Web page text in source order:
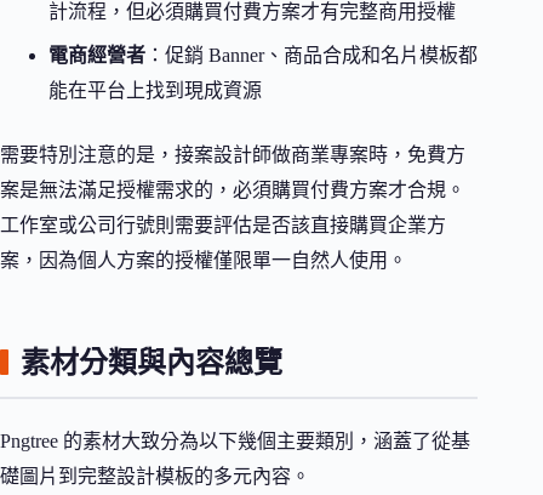
計流程，但必須購買付費方案才有完整商用授權
電商經營者 ：促銷 Banner、商品合成和名片模板都
能在平台上找到現成資源
需要特別注意的是，接案設計師做商業專案時，免費方
案是無法滿足授權需求的，必須購買付費方案才合規。
工作室或公司行號則需要評估是否該直接購買企業方
案，因為個人方案的授權僅限單一自然人使用。
素材分類與內容總覽
Pngtree 的素材大致分為以下幾個主要類別，涵蓋了從基
礎圖片到完整設計模板的多元內容。